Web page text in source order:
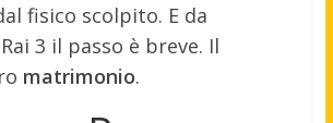
fisico scolpito. E da
3 il passo è breve. Il
matrimonio.